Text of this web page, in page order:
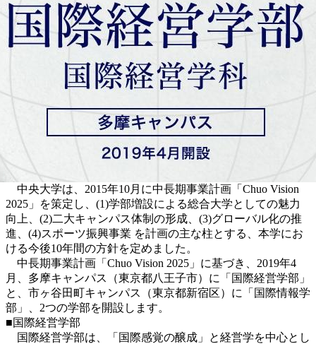
中央大学は、2015年10月に中長期事業計画「Chuo Vision
2025」を策定し、(1)学部増設による総合大学としての魅力
向上、(2)二大キャンパス体制の形成、(3)グローバル化の推
進、(4)スポーツ振興事業 を計画の主な柱とする、本学にお
ける今後10年間の方針を定めました。
中長期事業計画「Chuo Vision 2025」に基づき、2019年4
月、多摩キャンパス（東京都八王子市）に「国際経営学部」
と、市ヶ谷田町キャンパス（東京都新宿区）に「国際情報学
部」、2つの学部を開設します。
■国際経営学部
国際経営学部は、「国際感覚の醸成」と経営学を中心とし